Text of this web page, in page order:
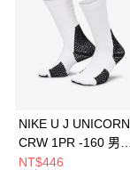
3 期 0 利率 每期
合作金庫商業銀行
華南商業銀行
上海商業儲蓄銀行
Apple Pay
全盈+PAY
NIKE U J UNICORN
CRW 1PR -160 男女
中統襪 FZ3393100
NT$446